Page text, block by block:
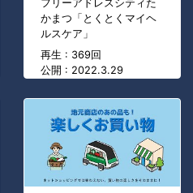
フリーアドレスシティた
かまつ「とくとくマイヘ
ルスケア」
再生 : 369回
公開 : 2022.3.29